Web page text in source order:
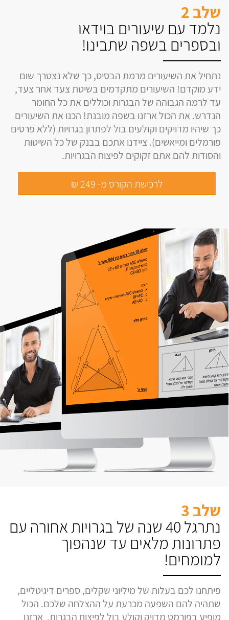
שלב 2
נלמד עם שיעורים בוידאו
ובספרים בשפה שתבינו!
נתחיל את השיעורים מרמת הבסיס, כך שלא נצטרך שום
ידע מוקדם! השיעורים מתקדמים בשיטת צעד אחר צעד,
עד לרמה הגבוהה של הבגרות וכוללים את כל החומר
הנדרש. את הכול ארזנו בשפה מובנת! הכנו את השיעורים
כך שיהיו מדויקים וקולעים בול לפתרון בגרויות (ללא פרטים
פורמלים ומייאשים). ציידנו אתכם בבנק של כל השיטות
והסודות להם אתם זקוקים לפיצוח הבגרויות.
לרכישת הקורס מ- 249 ₪
שלב 3
נתרגל 40 שנה של בגרויות אחורה עם
פתרונות מלאים עד שנהפוך
למומחים!
פיתחנו לכם בעלות של מיליוני שקלים, ספרים דיגיטליים,
שתהיה להם השפעה מכרעת על ההצלחה שלכם. הכול
מופיע בפורמט מדויק וקולע בול לפיצוח הבגרות. ארזנו